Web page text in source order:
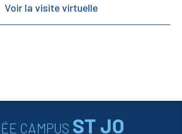
Voir la visite virtuelle
CAMPUS ST JO